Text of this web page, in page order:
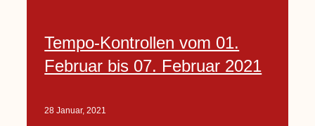
Tempo-Kontrollen vom 01.
Februar bis 07. Februar 2021
28 Januar, 2021